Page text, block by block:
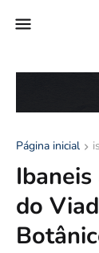
Página inicial
do